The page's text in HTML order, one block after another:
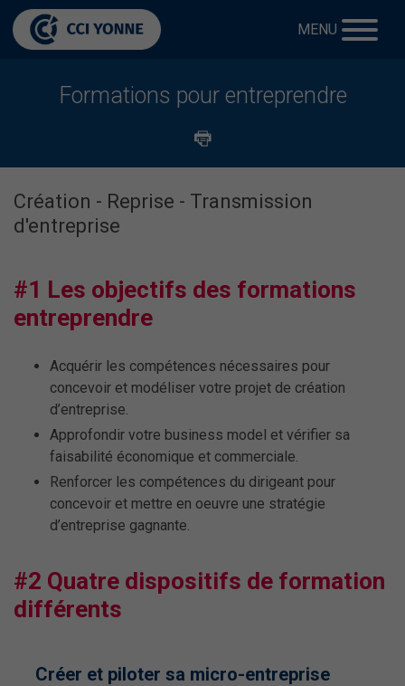
MENU
Formations pour entreprendre
Création - Reprise - Transmission
d'entreprise
#1 Les objectifs des formations
entreprendre
Acquérir les compétences nécessaires pour
concevoir et modéliser votre projet de création
d’entreprise.
Approfondir votre business model et vérifier sa
faisabilité économique et commerciale.
Renforcer les compétences du dirigeant pour
concevoir et mettre en oeuvre une stratégie
d’entreprise gagnante.
#2 Quatre dispositifs de formation
différents
Créer et piloter sa micro-entreprise